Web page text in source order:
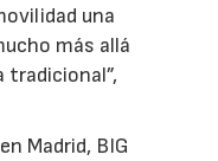
una
más allá
tradicional”,
Madrid, BIG